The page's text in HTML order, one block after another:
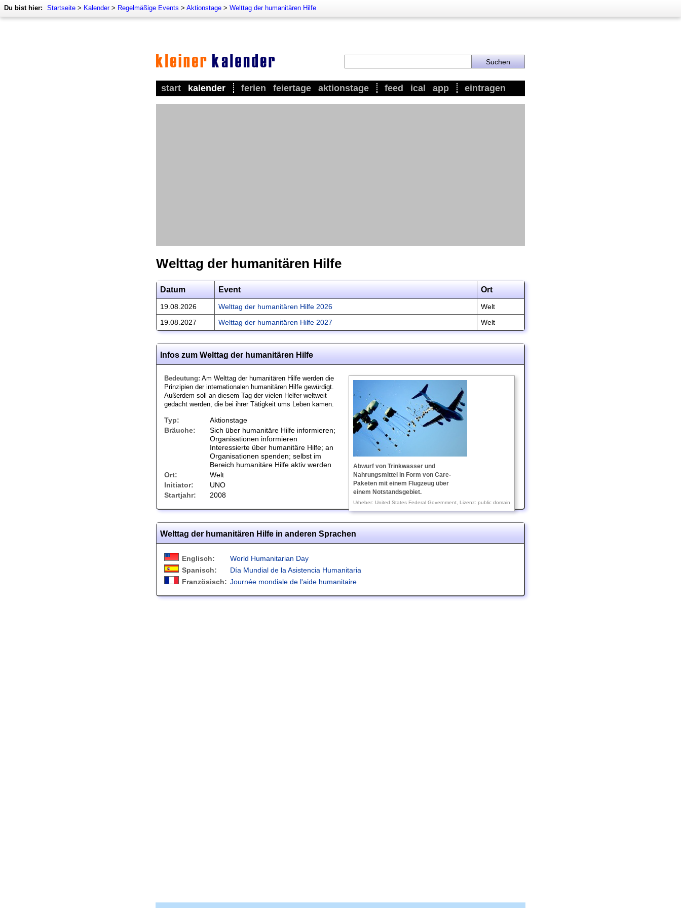
Du bist hier: Startseite > Kalender> Regelmäßige Events > Aktionstage > Welttag der humanitären Hilfe
start kalender ferien feiertage aktionstage feed ical app eintragen
Welttag der humanitären Hilfe
Datum Event Ort
19.08.2026 Welttag der humanitären Hilfe 2026
Welt
19.08.2027
Welttag der humanitären Hilfe 2027 Welt
Infos zum Welttag der humanitären Hilfe
Abwurf von Trinkwasser und
Nahrungsmittel in Form von Care-
Paketen mit einem Flugzeug über
einem Notstandsgebiet.
Urheber: United States Federal Government, Lizenz: public domain
Bedeutung: Am Welttag der humanitären Hilfe werden die
Prinzipien der internationalen humanitären Hilfe gewürdigt.
Außerdem soll an diesem Tag der vielen Helfer weltweit
gedacht werden, die bei ihrer Tätigkeit ums Leben kamen.
Typ:
Aktionstage
Bräuche:
Sich über humanitäre Hilfe informieren;
Organisationen informieren
Interessierte über humanitäre Hilfe; an
Organisationen spenden; selbst im
Bereich humanitäre Hilfe aktiv werden
Ort:
Welt
Initiator:
UNO
Startjahr:
2008
Welttag der humanitären Hilfe in anderen Sprachen
Englisch:
World Humanitarian Day
Spanisch:
Día Mundial de la Asistencia Humanitaria
Französisch: Journée mondiale de l'aide humanitaire